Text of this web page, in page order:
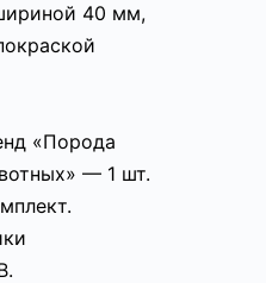
40 мм,
«Порода
— 1 шт.